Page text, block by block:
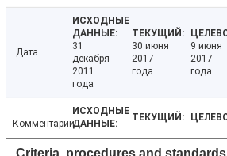
Дата
31
декабря
2011
года
30 июня
2017
года
9 июня
2017
года
Комментарии